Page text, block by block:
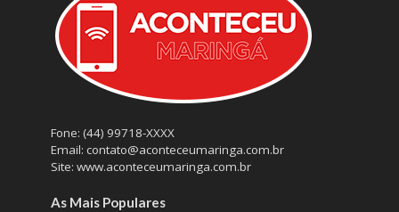
Fone: (44) 99718-XXXX
Email: contato@aconteceumaringa.com.br
Site: www.aconteceumaringa.com.br
As Mais Populares